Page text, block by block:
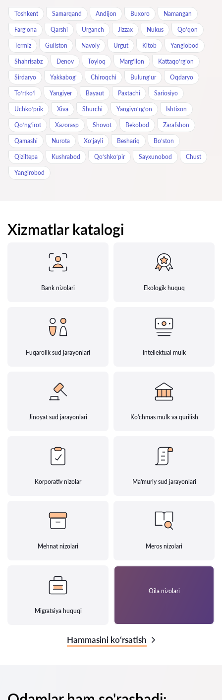
Toshkent Samarqand Andijon Buxoro Namangan
Farg‘ona Qarshi Urganch Jizzax Nukus Qo‘qon
Termiz Guliston Navoiy Urgut Kitob Yangiobod
Shahrisabz Denov Toyloq Marg‘ilon Kattaqo‘rg‘on
Sirdaryo Yakkabog‘ Chiroqchi Bulung‘ur Oqdaryo
To‘rtko‘l Yangiyer Bayaut Paxtachi Sariosiyo
Uchkoʻprik Xiva Shurchi Yangiyo‘rg‘on Ishtixon
Qo‘ng‘irot Xazorasp Shovot Bekobod Zarafshon
Qamashi Nurota Xo‘jayli Beshariq Bo‘ston
Qiziltepa Kushrabod Qo‘shko‘pir Sayxunobod Chust
Yangirobod
Xizmatlar katalogi
Bank nizolari Ekologik huquq
Fuqarolik sud jarayonlari Intellektual mulk
Jinoyat sud jarayonlari Ko'chmas mulk va qurilish
Korporativ nizolar Ma'muriy sud jarayonlari
Mehnat nizolari Meros nizolari
Migratsiya huquqi
Oila nizolari
Hammasini ko‘rsatish